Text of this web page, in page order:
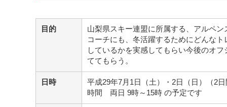
目的
山梨県スキー連盟に所属する、アルペ
コーチにも、冬活躍するためにどんな
しているかを実感してもらい今後のオ
ててもらう。
日時
平成29年7月1日（土）・2日（日）（2
時間 両日 9時～15時 の予定です